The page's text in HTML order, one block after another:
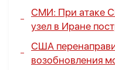
СМИ: При атаке
узел в Иране
США
возобновления